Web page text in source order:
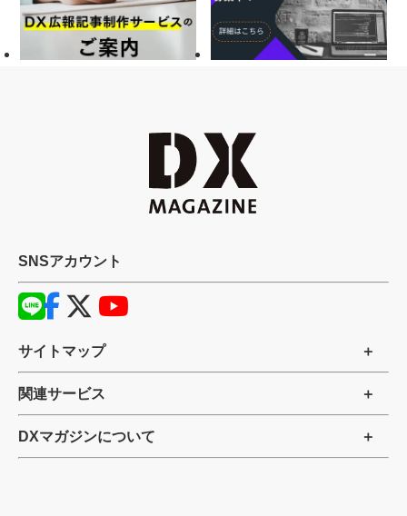
SNSアカウント
サイトマップ
関連サービス
DXマガジンについて